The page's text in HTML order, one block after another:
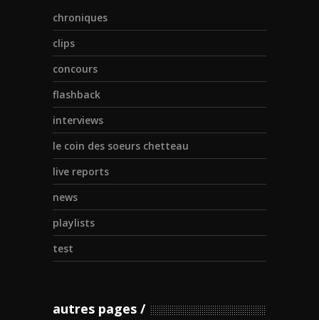
chroniques
clips
concours
flashback
interviews
le coin des soeurs chetteau
live reports
news
playlists
test
autres pages